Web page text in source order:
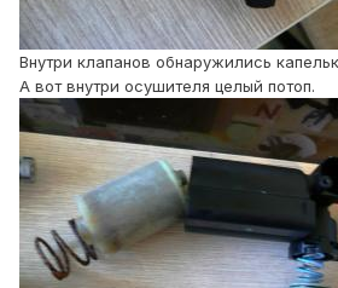
Внутри клапанов обнаружились
А вот внутри осушителя целый потоп.